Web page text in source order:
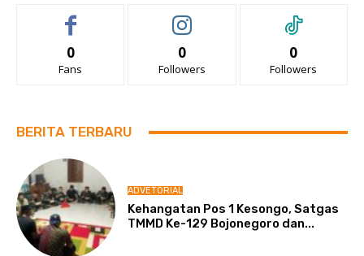
0
Fans
0
Followers
0
Followers
BERITA TERBARU
ADVETORIAL
Kehangatan Pos 1 Kesongo, Satgas
TMMD Ke-129 Bojonegoro dan...